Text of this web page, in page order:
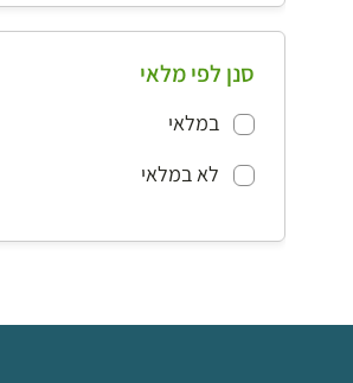
סנן לפי מלאי
במלאי
לא במלאי